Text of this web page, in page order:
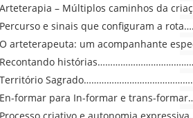
– Múltiplos caminhos da
e sinais que configuram a
arteterapeuta: um acompanhante
formar para In-formar e trans-